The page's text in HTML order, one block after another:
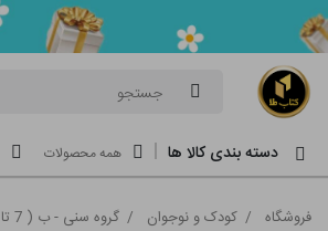
جستجو
دسته بندی کالا ها همه محصولات
فروشگاه / کودک و نوجوان / گروه سنی - ب ( 7 تا 9 سال )